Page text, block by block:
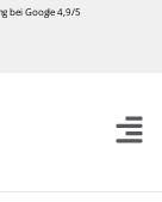
bei Google 4,9/5